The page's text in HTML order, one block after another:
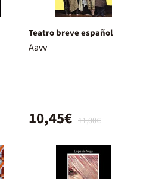
Teatro breve español
Aavv
11,00€
10,45€